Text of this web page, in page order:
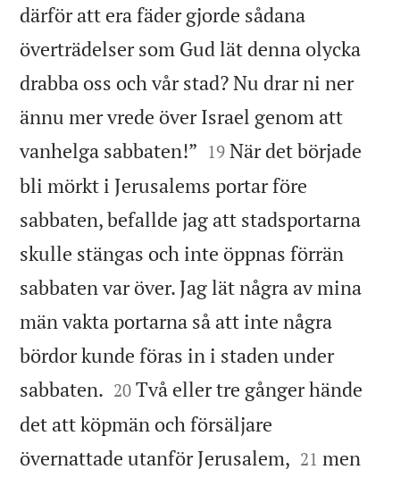
därför att era fäder gjorde sådana
överträdelser som Gud lät denna olycka
drabba oss och vår stad? Nu drar ni ner
ännu mer vrede över Israel genom att
vanhelga sabbaten!” 

19 När det började
bli mörkt i Jerusalems portar före
sabbaten, befallde jag att stadsportarna
skulle stängas och inte öppnas förrän
sabbaten var över. Jag lät några av mina
män vakta portarna så att inte några
bördor kunde föras in i staden under
sabbaten. 

20 Två eller tre gånger hände
det att köpmän och försäljare
övernattade utanför Jerusalem, 

21 men